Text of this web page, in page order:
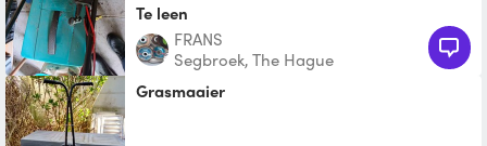
Te leen
FRANS
Segbroek, The Hague
Grasmaaier